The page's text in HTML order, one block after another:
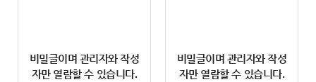
비밀글이며 관리자와 작성
자만 열람할 수 있습니다.
비밀글이며 관리자와 작성
자만 열람할 수 있습니다.